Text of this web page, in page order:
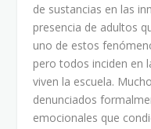
de sustancias en las
presencia de adultos
uno de estos
pero todos inciden en
viven la escuela.
denunciados
emocionales que